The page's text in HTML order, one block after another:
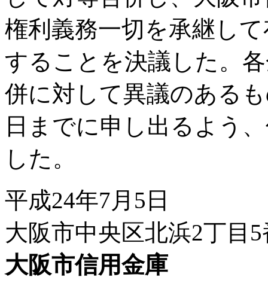
権利義務一切を承継し
することを決議した。
併に対して異議のある
日までに申し出るよう
した。
平成24年7月5日
大阪市中央区北浜2丁目5
大阪市信用金庫